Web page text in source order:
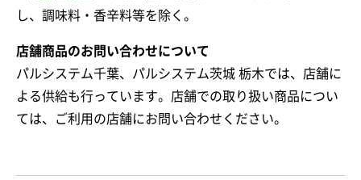
し、調味料・香辛料等を除く。
店舗商品のお問い合わせについて
パルシステム千葉、パルシステム茨城 栃木では、店舗に
よる供給も行っています。店舗での取り扱い商品につい
ては、ご利用の店舗にお問い合わせください。